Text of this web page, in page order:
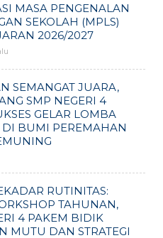
MASA PENGENALAN
SEKOLAH (MPLS)
2026/2027
SEMANGAT JUARA,
SMP NEGERI 4
GELAR LOMBA
DI BUMI PEREMAHAN
RUTINITAS:
TAHUNAN,
4 PAKEM BIDIK
MUTU DAN STRATEGI